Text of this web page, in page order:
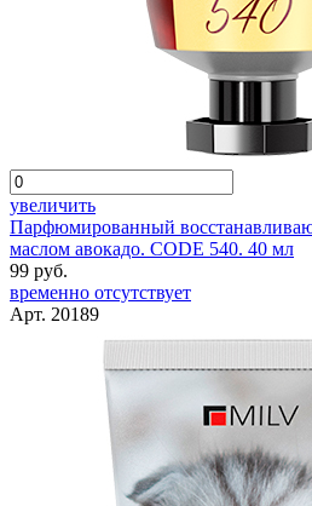
увеличить
Парфюмированный
маслом авокадо. CODE 540. 40 мл
99 руб.
временно отсутствует
Арт. 20189